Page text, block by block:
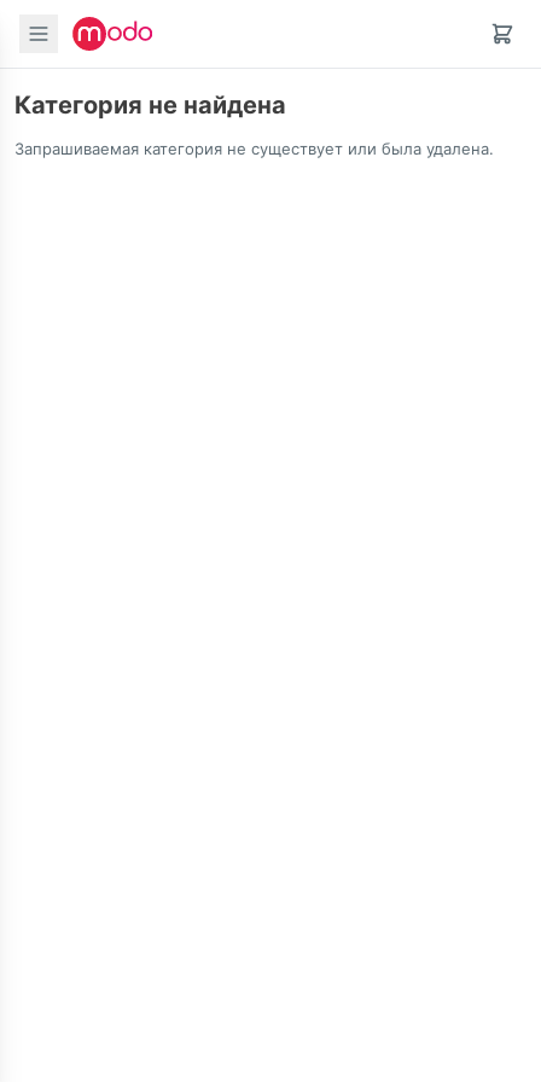
Категория не найдена
Запрашиваемая категория не существует или была удалена.